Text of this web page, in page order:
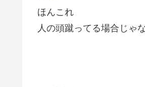
ほんこれ
人の頭蹴ってる場合じゃ